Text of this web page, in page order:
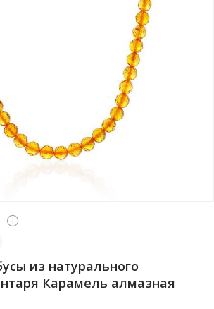
из натурального
Карамель алмазная